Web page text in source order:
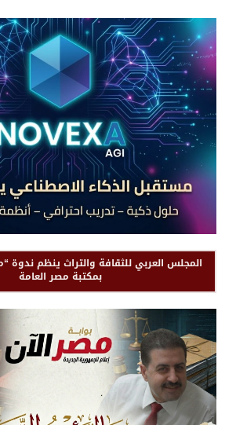
المجلس العربي للثقافة والتراث ينظم ندوة
بمكتبة مصر العامة